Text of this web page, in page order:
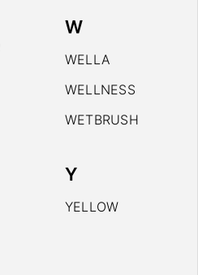
W
WELLA
WELLNESS
WETBRUSH
Y
YELLOW